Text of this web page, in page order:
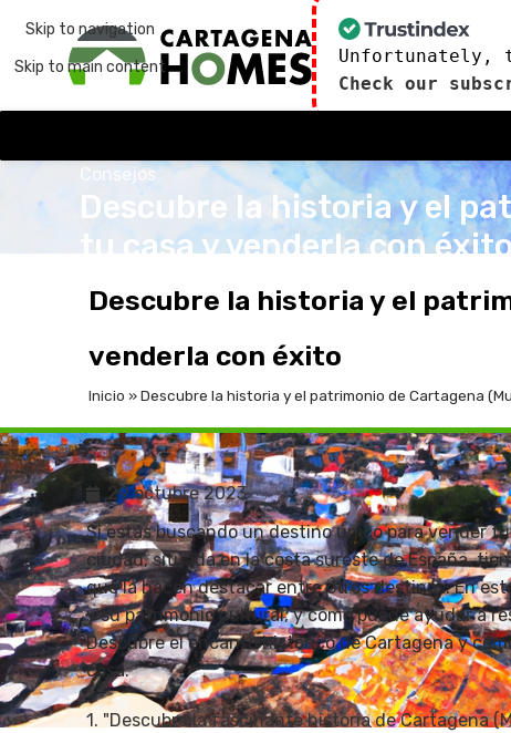
Skip to navigation
Skip to main content
Unfortunately,
Check our
Consejos
Descubre la historia y el
tu casa y venderla con
Descubre la historia y el
venderla con éxito
Inicio »Descubre la historia y el patrimonio de Cartagena
29 octubre 2023
Si estás buscando un destino único para vender
ciudad, situada en la costa sureste de España,
que la hacen destacar entre otros destinos. En
y su patrimonio cultural, y cómo puede ayudar a
Descubre el encanto histórico de Cartagena y
casa.
1. "Descubre la fascinante historia de Cartagena